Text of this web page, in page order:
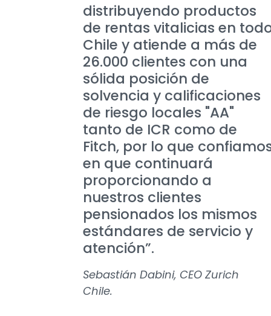
distribuyendo productos
de rentas vitalicias en
Chile y atiende a más de
26.000 clientes con una
sólida posición de
solvencia y calificaciones
de riesgo locales "AA"
tanto de ICR como de
Fitch, por lo que
en que continuará
proporcionando a
nuestros clientes
pensionados los mismos
estándares de servicio y
atención”.
Sebastián Dabini, CEO Zurich
Chile.